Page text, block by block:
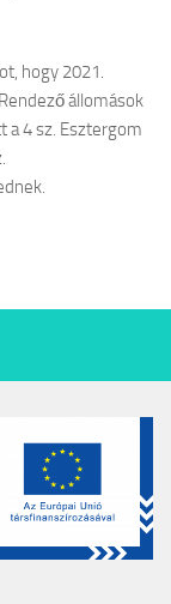
hogy 2021.
állomások
a4 sz. Esztergom